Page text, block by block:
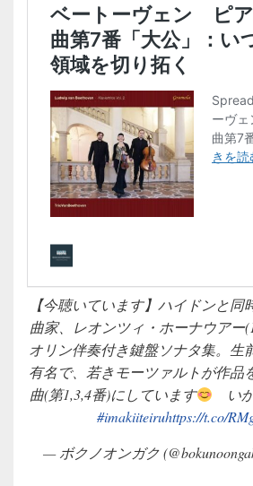
【今聴いています】ハイドンと
曲家、レオンツィ・ホーナウアー
オリン伴奏付き鍵盤ソナタ集。生
有名で、若きモーツァルトが作品
曲(第1,3,4番)にしています
い
#imakiiteiruhttps://t.co/
— ボクノオンガク